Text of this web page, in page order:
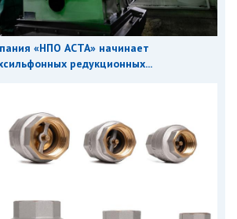
«НПО АСТА» начинает
редукционных...